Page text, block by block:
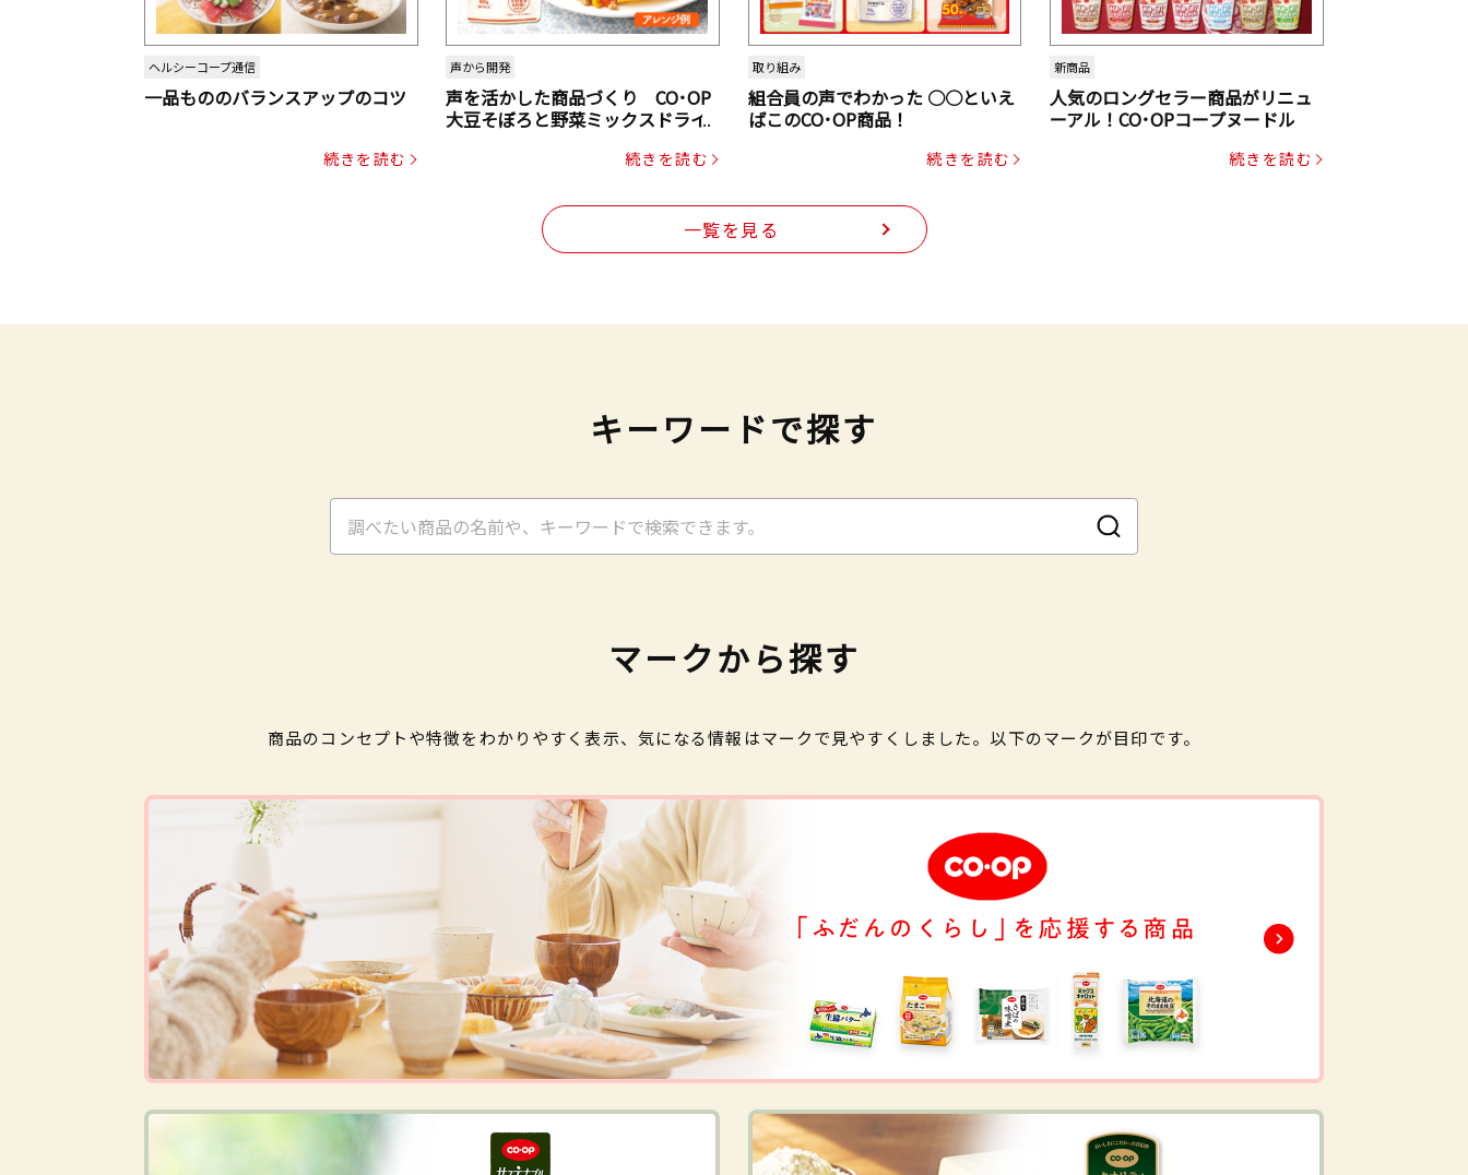
ヘルシーコープ通信
一品もののバランスアップのコツ
続きを読む
声から開発
声を活かした商品づくり CO･OP
大豆そぼろと野菜ミックスドライ
続きを読む
取り組み
組合員の声でわかった ○○といえ
ばこのCO･OP商品！
続きを読む
新商品
人気のロングセラー商品がリニュ
ーアル！CO･OPコープヌードル
続きを読む
一覧を見る
キーワードで探す
マークから探す
商品のコンセプトや特徴をわかりやすく表示、気になる情報はマークで見やすくしました。以下のマークが目印です。